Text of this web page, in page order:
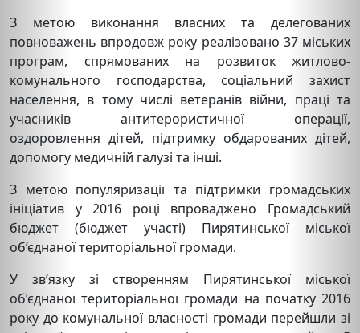
З метою виконання власних та делегованих
повноважень впродовж року реалізовано 37 міських
програм, спрямованих на розвиток житлово-
комунального господарства, соціальний захист
населення, в тому числі ветеранів війни, праці та
учасників антитерористичної операції,
оздоровлення дітей, підтримку обдарованих дітей,
допомогу медичній галузі та інші.
З метою популяризації та підтримки громадських
ініціатив у 2016 році впроваджено Громадський
бюджет (бюджет участі) Пирятинської міської
об’єднаної територіальної громади.
У зв’язку зі створенням Пирятинської міської
об’єднаної територіальної громади на початку 2016
року до комунальної власності громади перейшли зі